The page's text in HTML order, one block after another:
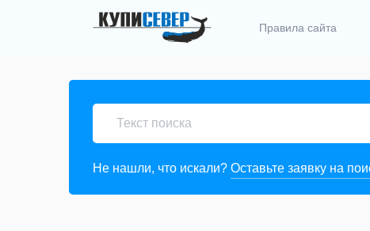
Правила сайта
Не нашли, что искали? Оставьте заявку на